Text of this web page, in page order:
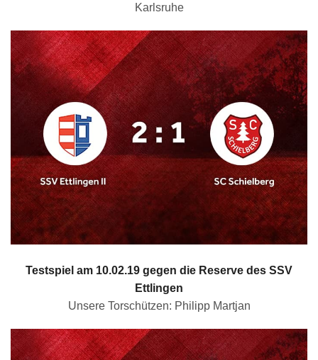
Karlsruhe
Testspiel am 10.02.19 gegen die Reserve des SSV
Ettlingen
Unsere Torschützen: Philipp Martjan